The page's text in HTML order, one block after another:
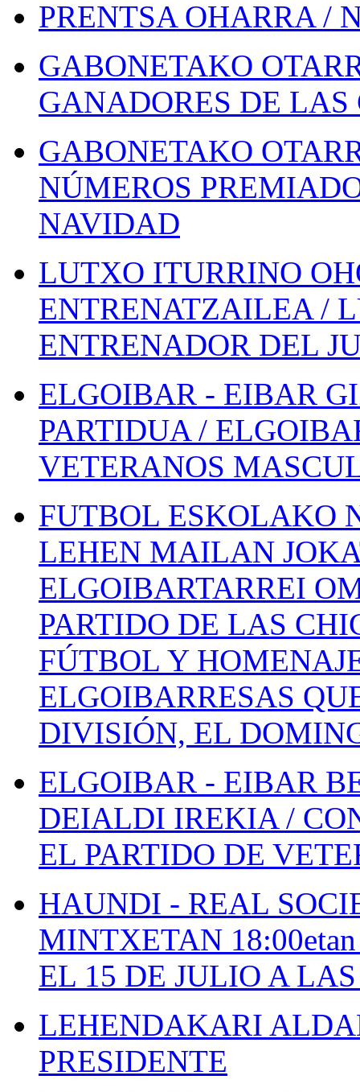
PRENTSA OHARRA /
GABONETAKO
GANADORES DE
GABONETAKO
NÚMEROS
NAVIDAD
LUTXO ITURRINO
ENTRENATZAILEA /
ENTRENADOR DEL
ELGOIBAR - EIBAR
PARTIDUA /
VETERANOS
FUTBOL ESKOLAKO
LEHEN MAILAN
ELGOIBARTARREI
PARTIDO DE LAS
FÚTBOL Y
ELGOIBARRESAS
DIVISIÓN, EL
ELGOIBAR - EIBAR
DEIALDI IREKIA /
EL PARTIDO DE
HAUNDI - REAL
MINTXETAN
EL 15 DE JULIO A
LEHENDAKARI
PRESIDENTE